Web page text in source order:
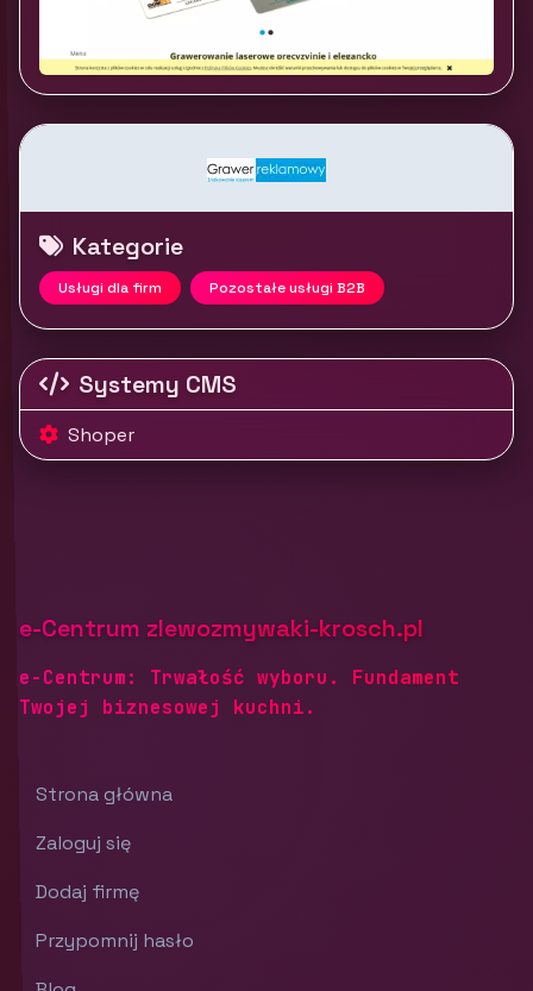
Kategorie
Usługi dla firm Pozostałe usługi B2B
Systemy CMS
Shoper
e-Centrum zlewozmywaki-krosch.pl
e-Centrum: Trwałość wyboru. Fundament
Twojej biznesowej kuchni.
Strona główna
Zaloguj się
Dodaj firmę
Przypomnij hasło